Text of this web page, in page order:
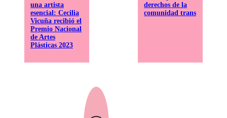
una artista
esencial: Cecilia
Vicuña recibió el
Premio Nacional
de Artes
Plásticas 2023
derechos de la
comunidad trans